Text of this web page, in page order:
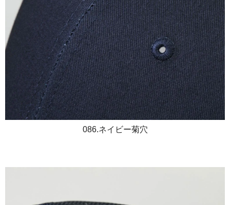
086.ネイビー菊穴